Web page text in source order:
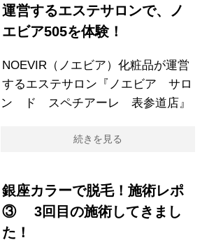
運営するエステサロンで、ノ
エビア505を体験！
NOEVIR（ノエビア）化粧品が運営
するエステサロン『ノエビア サロ
ン ド スペチアーレ 表参道店』
続きを見る
銀座カラーで脱毛！施術レポ
③ 3回目の施術してきまし
た！